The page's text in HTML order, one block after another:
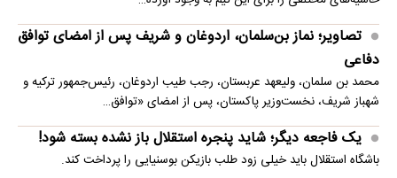
تصاویر؛ نماز بن‌سلمان، اردوغان و شریف پس از امضای توافق
دفاعی
محمد بن سلمان، ولیعهد عربستان، رجب طیب اردوغان، رئیس‌جمهور ترکیه و
شهباز شریف، نخست‌وزیر پاکستان، پس از امضای «توافق…
یک فاجعه دیگر؛ شاید پنجره استقلال باز نشده بسته شود!
باشگاه استقلال باید خیلی زود طلب بازیکن بوسنیایی را پرداخت کند.